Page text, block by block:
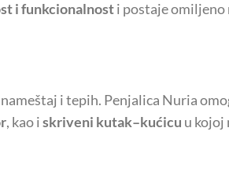
i funkcionalnosti postaje omiljeno
i tepih. Penjalica Nuria
, kao iskriveni kutak–kućicu u kojoj